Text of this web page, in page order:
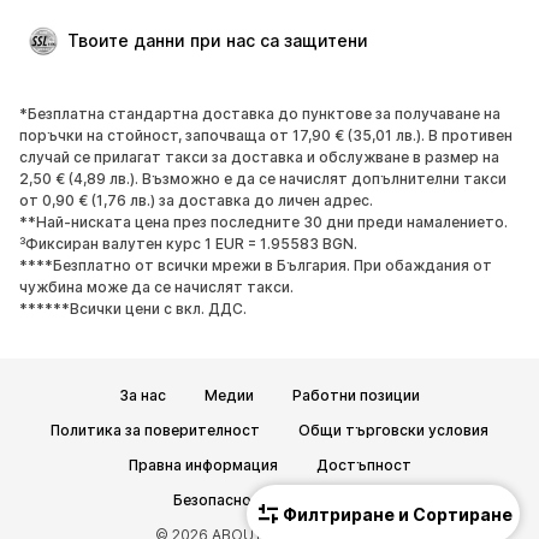
Филтриране и Сортиране
Специални Поводи
ОБУВКИ
НОВО
Популярно
Маратонки
Боти
Обувки с висок ток
Ботуши
Сандали
Ниски обувки
Спортни обувки
СПОРТ
Спортно облекло
Видове спорт
Спортни чанти
Твоите данни при нас са защитени
*Безплатна стандартна доставка до пунктове за получаване на
поръчки на стойност, започваща от 17,90 € (35,01 лв.). В противен
случай се прилагат такси за доставка и обслужване в размер на
2,50 € (4,89 лв.). Възможно е да се начислят допълнителни такси
от 0,90 € (1,76 лв.) за доставка до личен адрес.
**Най-ниската цена през последните 30 дни преди намалението.
³Фиксиран валутен курс 1 EUR = 1.95583 BGN.
****Безплатно от всички мрежи в България. При обаждания от
чужбина може да се начислят такси.
******Всички цени с вкл. ДДС.
За нас Медии
Работни позиции
Политика за поверителност
Общи търговски условия
Правна информация
Достъпност
Безопасност на продукта
© 2026 ABOUT YOU SE & Co. KG